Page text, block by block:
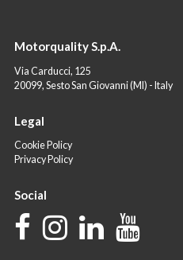
Motorquality S.p.A.
Via Carducci, 125
20099, Sesto San Giovanni (MI) - Italy
Legal
Cookie Policy
Privacy Policy
Social